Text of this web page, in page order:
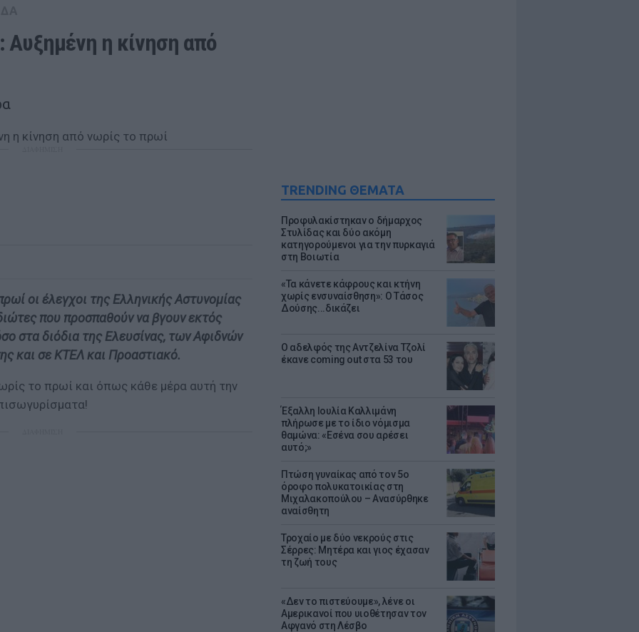
TRENDING ΘΕΜΑΤΑ
Προφυλακίστηκαν ο δήμαρχος
Στυλίδας και δύο ακόμη
κατηγορούμενοι για την πυρκαγιά
στη Βοιωτία
«Τα κάνετε κάφρους και κτήνη
χωρίς ενσυναίσθηση»: Ο Τάσος
Δούσης...δικάζει
Ο αδελφός της Αντζελίνα Τζολί
έκανε coming out στα 53 του
Έξαλλη Ιουλία Καλλιμάνη
πλήρωσε με το ίδιο νόμισμα
θαμώνα: «Εσένα σου αρέσει
αυτό;»
Πτώση γυναίκας από τον 5ο
όροφο πολυκατοικίας στη
Μιχαλακοπούλου – Ανασύρθηκε
αναίσθητη
Τροχαίο με δύο νεκρούς στις
Σέρρες: Μητέρα και γιος έχασαν
τη ζωή τους
«Δεν το πιστεύουμε», λένε οι
Αμερικανοί που υιοθέτησαν τον
Αφγανό στη Λέσβο
Αυξημένη η κίνηση από
οι έλεγχοι της Ελληνικής Αστυνομίας
που προσπαθούν να βγουν εκτός
στα διόδια της Ελευσίνας, των Αφιδνών
και σε ΚΤΕΛ και Προαστιακό.
το πρωί και όπως κάθε μέρα αυτή την